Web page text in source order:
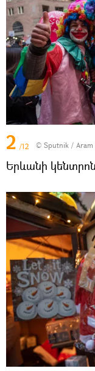
2 /12 © Sputnik / Aram
Երևանի